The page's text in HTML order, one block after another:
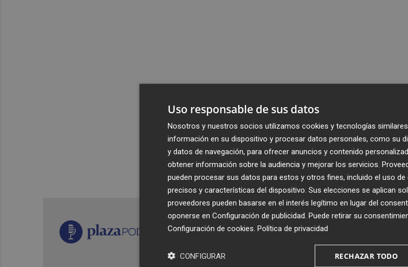
Recibe toda la actualidad de
Plaza Podcast en tu correo
Uso responsable de sus datos
Nosotros y nuestros socios utilizamos cookies y tecnologías
información en su dispositivo y procesar datos personales, como su
y datos de navegación, para ofrecer anuncios y contenido
obtener información sobre la audiencia y mejorar los servicios.
pueden procesar sus datos para estos y otros fines, incluido el uso
precisos y características del dispositivo. Sus elecciones se aplican
proveedores pueden basarse en el interés legítimo en lugar del
oponerse en Configuración de publicidad . Puede retirar su
Configuración de cookies Política de privacidad
RECHAZAR TODO
CONFIGURAR